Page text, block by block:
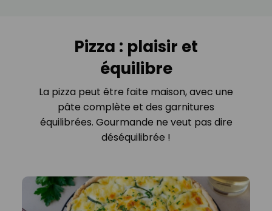
Pizza : plaisir et
équilibre
La pizza peut être faite maison, avec une
pâte complète et des garnitures
équilibrées. Gourmande ne veut pas dire
déséquilibrée !